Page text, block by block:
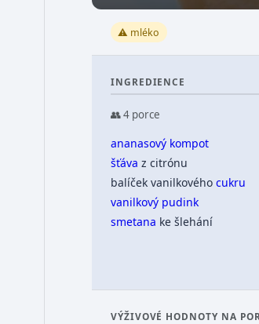
⚠️ mléko
INGREDIENCE
👥 4 porce
ananasový kompot
šťáva z citrónu
balíček vanilkového cukru
vanilkový pudink
smetana ke šlehání
VÝŽIVOVÉ HODNOTY NA